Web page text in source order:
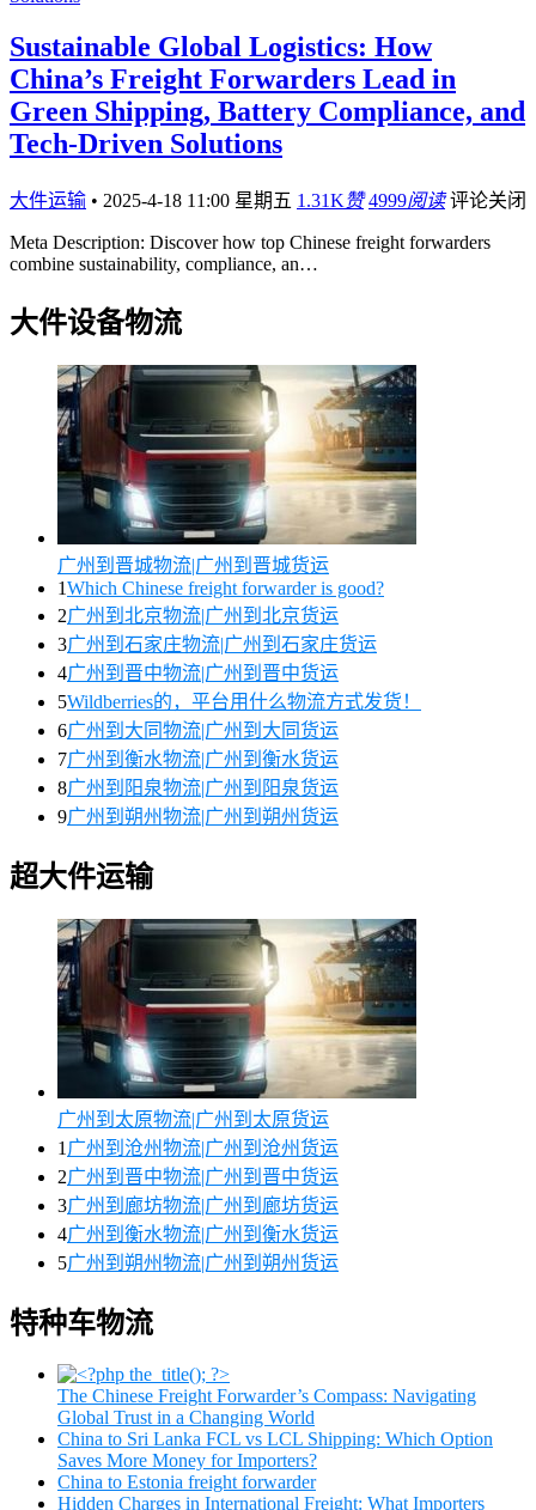
Sustainable Global Logistics: How
China’s Freight Forwarders Lead in
Green Shipping, Battery Compliance, and
Tech-Driven Solutions
大件运输 • 2025-4-18 11:00 星期五 1.31K赞 4999阅读 评论关闭
Meta Description: Discover how top Chinese freight forwarders
combine sustainability, compliance, an…
大件设备物流
广州到晋城物流|广州到晋城货运
1Which Chinese freight forwarder is good?
2广州到北京物流|广州到北京货运
3广州到石家庄物流|广州到石家庄货运
4广州到晋中物流|广州到晋中货运
5Wildberries的，平台用什么物流方式发货！
6广州到大同物流|广州到大同货运
7广州到衡水物流|广州到衡水货运
8广州到阳泉物流|广州到阳泉货运
9广州到朔州物流|广州到朔州货运
超大件运输
广州到太原物流|广州到太原货运
1 广州到沧州物流|广州到沧州货运
2广州到晋中物流|广州到晋中货运
3广州到廊坊物流|广州到廊坊货运
4广州到衡水物流|广州到衡水货运
5广州到朔州物流|广州到朔州货运
特种车物流
The Chinese Freight Forwarder’s Compass: Navigating
Global Trust in a Changing World
China to Sri Lanka FCL vs LCL Shipping: Which Option
Saves More Money for Importers?
China to Estonia freight forwarder
Hidden Charges in International Freight: What Importers